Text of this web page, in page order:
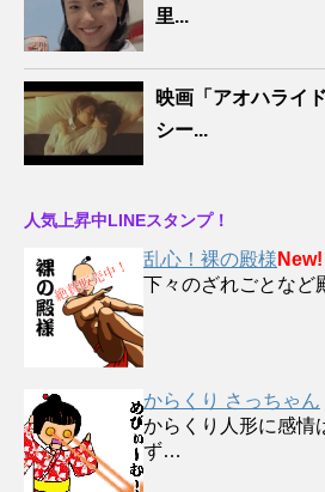
里...
映画「アオハライ
シー...
人気上昇中LINEスタンプ！
乱心！裸の殿様 New!
下々のざれごとなど
からくり さっちゃん
からくり人形に感情
ず…